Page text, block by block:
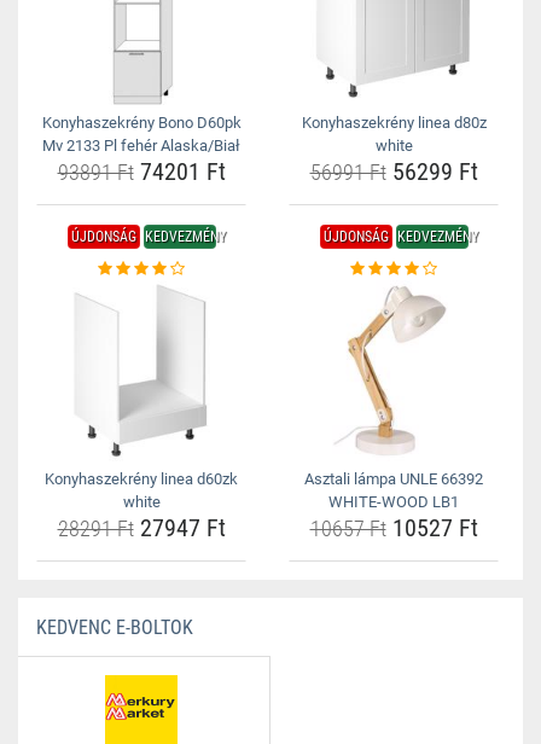
Konyhaszekrény Bono D60pk
Mv 2133 Pl fehér Alaska/Biał
93891 Ft74201 Ft
Konyhaszekrény linea d80z
white
56991 Ft56299 Ft
ÚJDONSÁG KEDVEZMÉNY
Konyhaszekrény linea d60zk
white
28291 Ft27947 Ft
ÚJDONSÁG KEDVEZMÉNY
Asztali lámpa UNLE 66392
WHITE-WOOD LB1
10657 Ft10527 Ft
KEDVENC E-BOLTOK